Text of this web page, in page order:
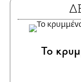
Το